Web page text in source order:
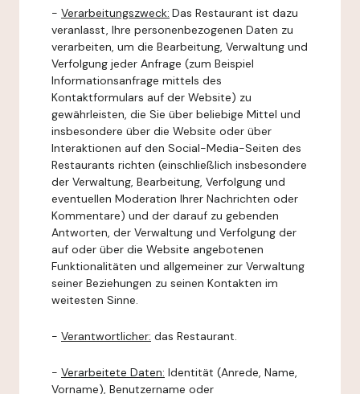
- Verarbeitungszweck: Das Restaurant ist dazu
veranlasst, Ihre personenbezogenen Daten zu
verarbeiten, um die Bearbeitung, Verwaltung und
Verfolgung jeder Anfrage (zum Beispiel
Informationsanfrage mittels des
Kontaktformulars auf der Website) zu
gewährleisten, die Sie über beliebige Mittel und
insbesondere über die Website oder über
Interaktionen auf den Social-Media-Seiten des
Restaurants richten (einschließlich insbesondere
der Verwaltung, Bearbeitung, Verfolgung und
eventuellen Moderation Ihrer Nachrichten oder
Kommentare) und der darauf zu gebenden
Antworten, der Verwaltung und Verfolgung der
auf oder über die Website angebotenen
Funktionalitäten und allgemeiner zur Verwaltung
seiner Beziehungen zu seinen Kontakten im
weitesten Sinne.
- Verantwortlicher: das Restaurant.
- Verarbeitete Daten: Identität (Anrede, Name,
Vorname), Benutzername oder